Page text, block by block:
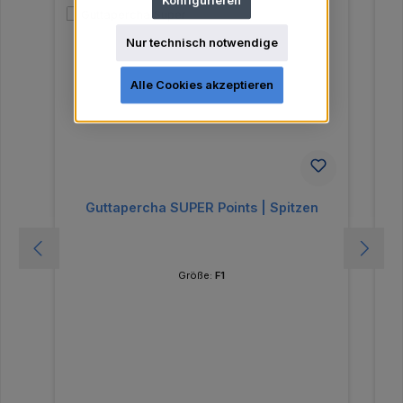
Guttapercha SUPER Points | Spitzen
Größe: F1
Nur technisch notwendige
Alle Cookies akzeptieren